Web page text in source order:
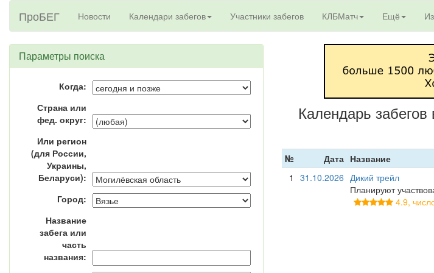
ПроБЕГ Новости Календари забегов Участники забегов КЛБМатч Ещё
Параметры поиска
Когда:
Страна или
фед. округ:
Или регион
(для России,
Украины,
Беларуси):
Город:
Название
забега или
часть
названия:
Календарь забегов
№ Дата Название
1
31.10.2026 Дикий трейл
Планируют
4.9,